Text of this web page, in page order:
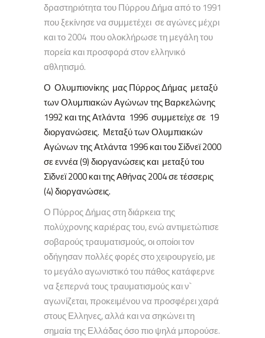
δραστηριότητα του Πύρρου Δήμα από το 1991
που ξεκίνησε να συμμετέχει σε αγώνες μέχρι
και το 2004 που ολοκλήρωσε τη μεγάλη του
πορεία και προσφορά στον ελληνικό
αθλητισμό.
Ο Ολυμπιονίκης μας Πύρρος Δήμας μεταξύ
των Ολυμπιακών Αγώνων της Βαρκελώνης
1992 και της Ατλάντα 1996 συμμετείχε σε 19
διοργανώσεις. Μεταξύ των Ολυμπιακών
Αγώνων της Ατλάντα 1996 και του Σίδνεϊ 2000
σε εννέα (9) διοργανώσεις και μεταξύ του
Σϊδνεϊ 2000 και της Αθήνας 2004 σε τέσσερις
(4) διοργανώσεις.
Ο Πύρρος Δήμας στη διάρκεια της
πολύχρονης καριέρας του, ενώ αντιμετώπισε
σοβαρούς τραυματισμούς, οι οποίοι τον
οδήγησαν πολλές φορές στο χειρουργείο, με
το μεγάλο αγωνιστικό του πάθος κατάφερνε
να ξεπερνά τους τραυματισμούς και ν`
αγωνίζεται, προκειμένου να προσφέρει χαρά
στους Ελληνες, αλλά και να σηκώνει τη
σημαία της Ελλάδας όσο πιο ψηλά μπορούσε.